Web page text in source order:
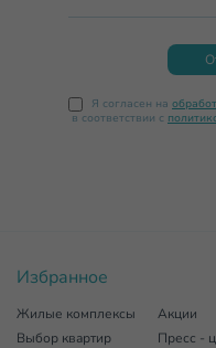
Я согласен на
в соответствии с
Избранное
Жилые комплексы
Выбор квартир
Акции
Пресс -